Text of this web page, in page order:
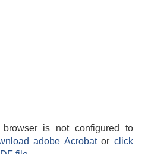
is not configured to
adobe Acrobatorclick